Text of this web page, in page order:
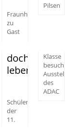
Fraunhoferinnen
zu
Gast
Pilsen
doch
leben!"
Schüler
der
11.
Klasse
des
ADAC